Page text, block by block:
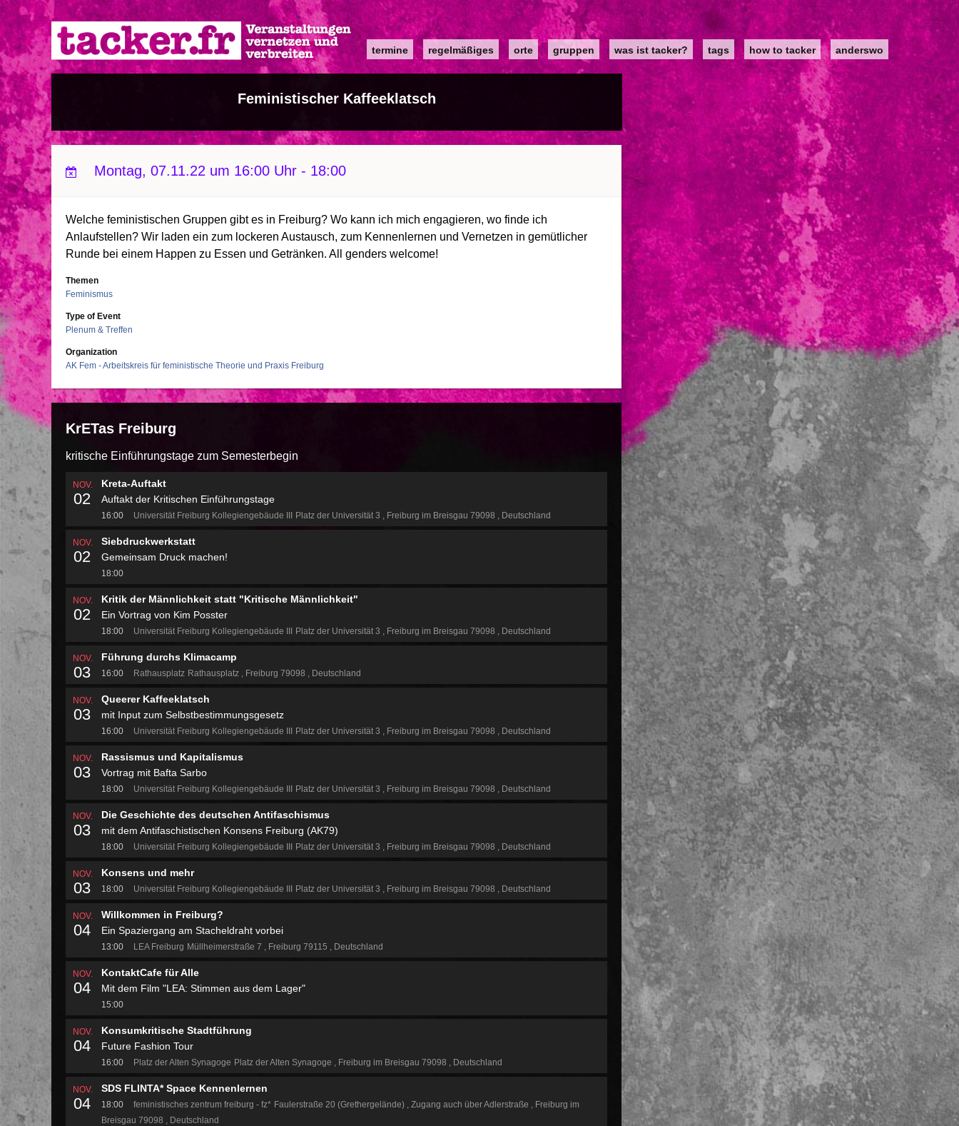
Direkt
zum
Inhalt
Main
navigation
termine regelmäßiges orte gruppen was ist tacker? tags how to tacker anderswo
Feministischer Kaffeeklatsch
Montag, 07.11.22 um 16:00 Uhr - 18:00
Welche feministischen Gruppen gibt es in Freiburg? Wo kann ich mich engagieren, wo finde ich
Anlaufstellen? Wir laden ein zum lockeren Austausch, zum Kennenlernen und Vernetzen in gemütlicher
Runde bei einem Happen zu Essen und Getränken. All genders welcome!
Themen
Feminismus
Type of Event
Plenum & Treffen
Organization
AK Fem - Arbeitskreis für feministische Theorie und Praxis Freiburg
KrETas Freiburg
kritische Einführungstage zum Semesterbegin
NOV.
02
Kreta-Auftakt
Auftakt der Kritischen Einführungstage
16:00 Universität Freiburg Kollegiengebäude III Platz der Universität 3 Freiburg im Breisgau 79098 Deutschland
NOV.
02
Siebdruckwerkstatt
Gemeinsam Druck machen!
18:00
NOV.
02
Kritik der Männlichkeit statt "Kritische Männlichkeit"
Ein Vortrag von Kim Posster
18:00 Universität Freiburg Kollegiengebäude III Platz der Universität 3 Freiburg im Breisgau 79098 Deutschland
NOV.
03
Führung durchs Klimacamp
16:00 Rathausplatz Rathausplatz Freiburg 79098 Deutschland
NOV.
03
Queerer Kaffeeklatsch
mit Input zum Selbstbestimmungsgesetz
16:00 Universität Freiburg Kollegiengebäude III Platz der Universität 3 Freiburg im Breisgau 79098 Deutschland
NOV.
03
Rassismus und Kapitalismus
Vortrag mit Bafta Sarbo
18:00 Universität Freiburg Kollegiengebäude III Platz der Universität 3 Freiburg im Breisgau 79098 Deutschland
NOV.
03
Die Geschichte des deutschen Antifaschismus
mit dem Antifaschistischen Konsens Freiburg (AK79)
18:00 Universität Freiburg Kollegiengebäude III Platz der Universität 3 Freiburg im Breisgau 79098 Deutschland
NOV.
03
Konsens und mehr
18:00 Universität Freiburg Kollegiengebäude III Platz der Universität 3 Freiburg im Breisgau 79098 Deutschland
NOV.
04
Willkommen in Freiburg?
Ein Spaziergang am Stacheldraht vorbei
13:00 LEA Freiburg Müllheimerstraße 7 Freiburg 79115 Deutschland
NOV.
04
KontaktCafe für Alle
Mit dem Film "LEA: Stimmen aus dem Lager"
15:00
NOV.
04
Konsumkritische Stadtführung
Future Fashion Tour
16:00 Platz der Alten Synagoge Platz der Alten Synagoge Freiburg im Breisgau 79098 Deutschland
NOV.
04
SDS FLINTA* Space Kennenlernen
18:00 feministisches zentrum freiburg - fz* Faulerstraße 20 (Grethergelände) Zugang auch über Adlerstraße
Freiburg im
Breisgau 79098
Deutschland